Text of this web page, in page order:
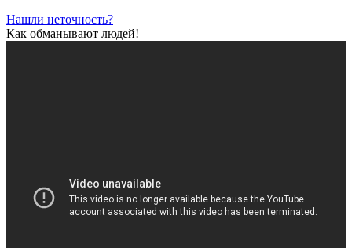
Нашли неточность?
Как обманывают людей!